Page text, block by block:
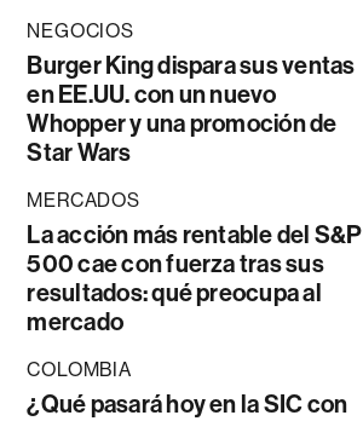
NEGOCIOS
Burger King dispara sus ventas
en EE.UU. con un nuevo
Whopper y una promoción de
Star Wars
MERCADOS
La acción más rentable del S&P
500 cae con fuerza tras sus
resultados: qué preocupa al
mercado
COLOMBIA
¿Qué pasará hoy en la SIC con